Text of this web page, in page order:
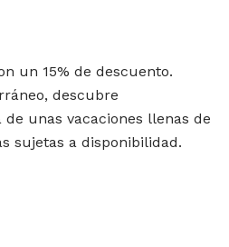
un 15% de descuento.
descubre
unas vacaciones llenas de
sujetas a disponibilidad.